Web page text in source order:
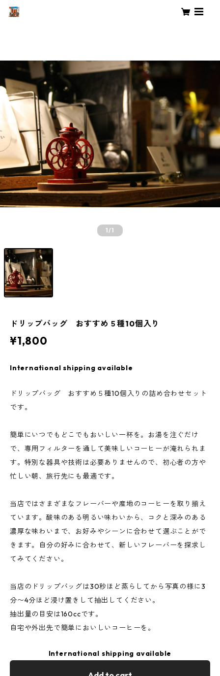
1/1
ドリップバッグ おすすめ５種10個入り
¥1,800
International shipping available
ドリップバッグ おすすめ５種10個入りの詰め合わせセット
です。
簡単にいつでもどこでもおいしい一杯を。お湯を注ぐだけ
で、専用フィルターを通して美味しいコーヒーが淹れられま
す。特別な器具や技術は必要ありませんので、初心者の方や
忙しい朝、旅行先にも最適です。
当店ではさまざまなフレーバーや産地のコーヒーを取り揃え
ています。酸味のある明るい味わいから、コクと深みのある
濃厚な味わいまで、お好みやシーンに合わせて選ぶことがで
きます。自分の好みに合わせて、新しいフレーバーを探求し
てみてください。
当店のドリップバッグは30秒ほど蒸らしてから写真の様に3
分〜4分ほど浸け置きして抽出してください。
抽出量の目安は160ccです。
自宅や外出先で簡単においしいコーヒーを。
International shipping available